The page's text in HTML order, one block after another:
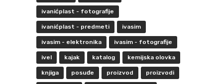
ivanićplast - fotografije
ivanićplast - predmeti ivasim
ivasim - elektronika ivasim - fotografije
ivel kajak katalog kemijska olovka
knjiga posuđe proizvod proizvodi